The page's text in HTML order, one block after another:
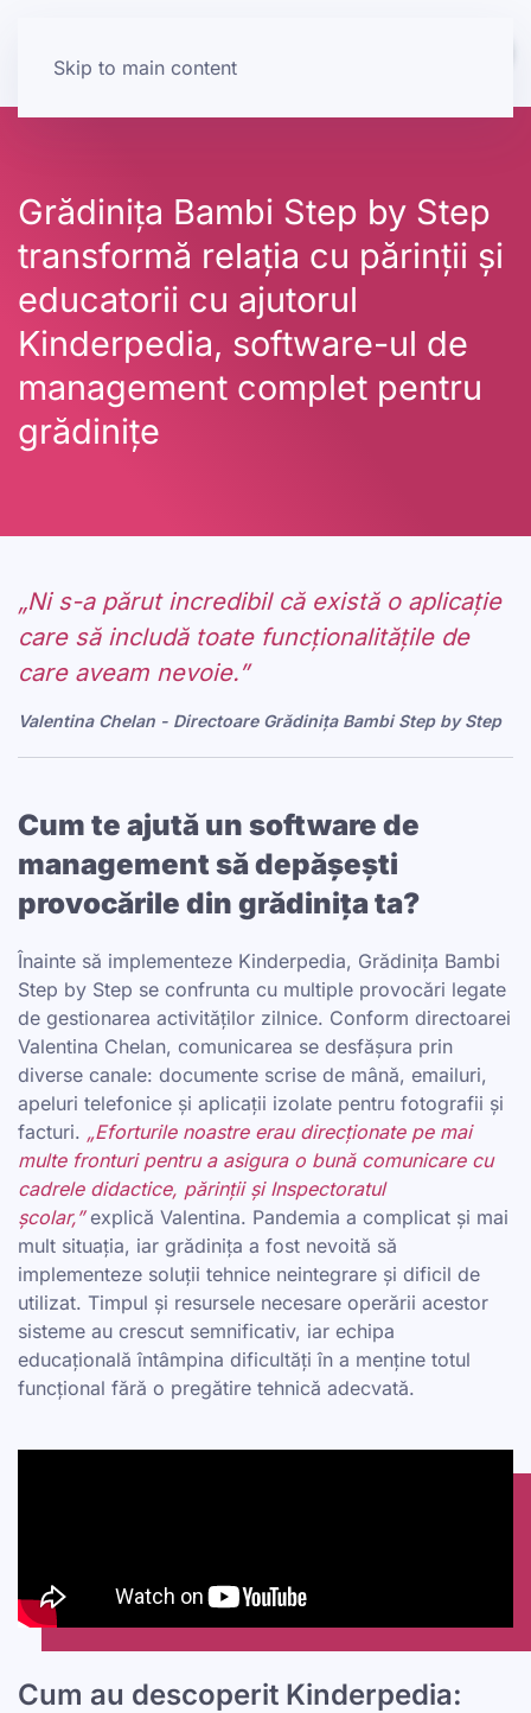
Skip to main content
Grădinița Bambi Step by Step
transformă relația cu părinții și
educatorii cu ajutorul
Kinderpedia, software-ul de
management complet pentru
grădinițe
„Ni s-a părut incredibil că există o aplicație
care să includă toate funcționalitățile de
care aveam nevoie.”
Valentina Chelan - Directoare Grădinița Bambi Step by Step
Cum te ajută un software de
management să depășești
provocările din grădinița ta?
Înainte să implementeze Kinderpedia, Grădinița Bambi
Step by Step se confrunta cu multiple provocări legate
de gestionarea activităților zilnice. Conform directoarei
Valentina Chelan, comunicarea se desfășura prin
diverse canale: documente scrise de mână, emailuri,
apeluri telefonice și aplicații izolate pentru fotografii și
facturi. „Eforturile noastre erau direcționate pe mai
multe fronturi pentru a asigura o bună comunicare cu
cadrele didactice, părinții și Inspectoratul
școlar,”explică Valentina. Pandemia a complicat și mai
mult situația, iar grădinița a fost nevoită să
implementeze soluții tehnice neintegrare și dificil de
utilizat. Timpul și resursele necesare operării acestor
sisteme au crescut semnificativ, iar echipa
educațională întâmpina dificultăți în a menține totul
funcțional fără o pregătire tehnică adecvată.
Cum au descoperit Kinderpedia: